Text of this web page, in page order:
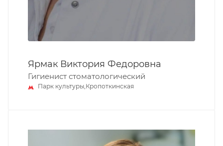
Ярмак Виктория Федоровна
Гигиенист стоматологический
Парк культуры,Кропоткинская